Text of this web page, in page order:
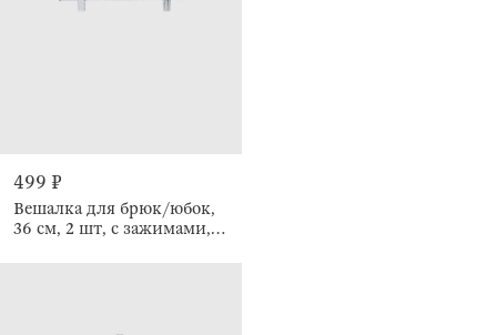
499 ₽
Вешалка для брюк/юбок,
36 см, 2 шт, с зажимами,